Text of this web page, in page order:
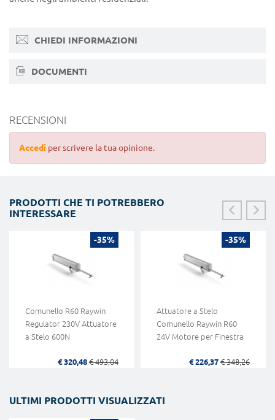
CHIEDI INFORMAZIONI
DOCUMENTI
RECENSIONI
Accedi per scrivere la tua opinione.
PRODOTTI CHE TI POTREBBERO
INTERESSARE
-35%
Comunello R60 Raywin
Regulator 230V Attuatore
a Stelo 600N
€ 320,48 € 493,04
-35%
Attuatore a Stelo
Comunello Raywin R60
24V Motore per Finestra
€ 226,37 € 348,26
ULTIMI PRODOTTI VISUALIZZATI